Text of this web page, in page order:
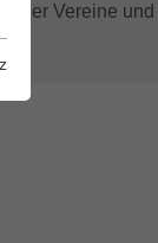
der Vereine